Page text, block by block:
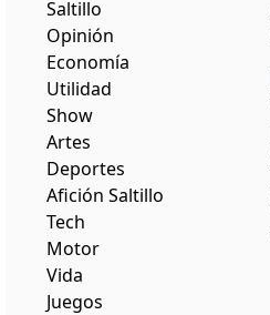
Saltillo
Opinión
Economía
Utilidad
Show
Artes
Deportes
Afición Saltillo
Tech
Motor
Vida
Juegos